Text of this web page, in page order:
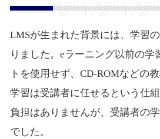
LMSが生まれた背景には、学習
りました。eラーニング以前の学
トを使用せず、CD-ROMなどの
学習は受講者に任せるという仕
負担はありませんが、受講者の
でした。